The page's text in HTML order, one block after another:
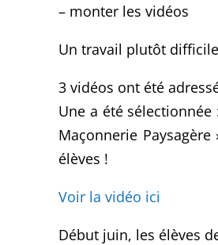
– monter les vidéos
Un travail plutôt
3 vidéos ont été
Une a été
Maçonnerie
élèves !
Voir la vidéo ici
Début juin, les élèves